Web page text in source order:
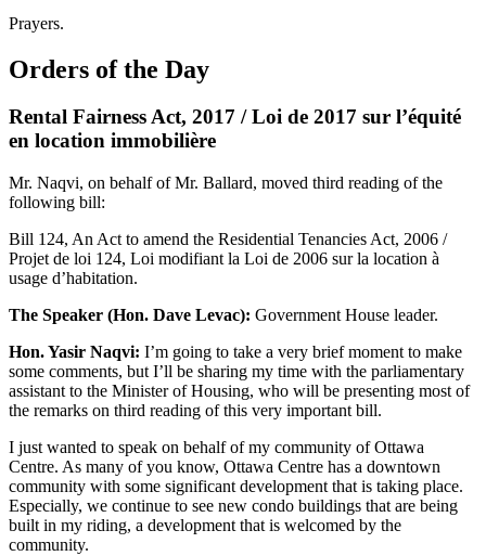
Prayers.
Orders of the Day
Rental Fairness Act, 2017 / Loi de 2017 sur l’équité
en location immobilière
Mr. Naqvi, on behalf of Mr. Ballard, moved third reading of the
following bill:
Bill 124, An Act to amend the Residential Tenancies Act, 2006 /
Projet de loi 124, Loi modifiant la Loi de 2006 sur la location à
usage d’habitation.
The Speaker (Hon. Dave Levac): Government House leader.
Hon. Yasir Naqvi: I’m going to take a very brief moment to make
some comments, but I’ll be sharing my time with the parliamentary
assistant to the Minister of Housing, who will be presenting most of
the remarks on third reading of this very important bill.
I just wanted to speak on behalf of my community of Ottawa
Centre. As many of you know, Ottawa Centre has a downtown
community with some significant development that is taking place.
Especially, we continue to see new condo buildings that are being
built in my riding, a development that is welcomed by the
community.